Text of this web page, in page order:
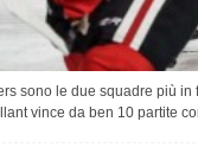
sono le due squadre più in
vince da ben 10 partite